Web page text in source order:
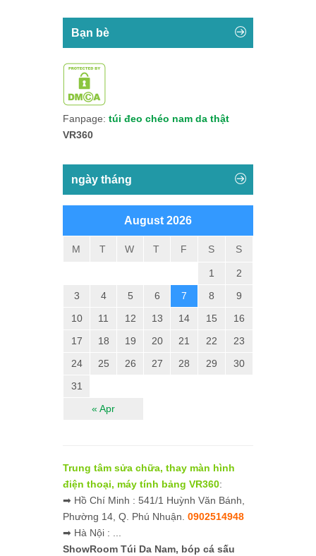
Bạn bè
Fanpage: túi đeo chéo nam da thật
VR360
ngày tháng
August 2026
M T W T F S S
« Apr
1
2
3
4 5 6 7 8
9
10
11 12 13 14 15
16
17
18 19 20 21 22
23
24
25 26 27 28 29
30
31
Trung tâm sửa chữa, thay màn hình
điện thoại, máy tính bảng VR360:
➡ Hồ Chí Minh : 541/1 Huỳnh Văn Bánh,
Phường 14, Q. Phú Nhuận. 0902514948
➡ Hà Nội : ...
ShowRoom Túi Da Nam, bóp cá sấu